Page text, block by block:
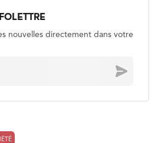
nouvelles directement dans votre
Envoyer